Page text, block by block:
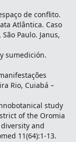
de conflito.
Atlântica. Caso
Paulo. Janus,
sumedición.
Rio, Cuiabá –
study
of the Oromia
and
11(64):1-13.